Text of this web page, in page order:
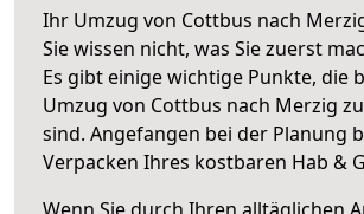
Ihr Umzug von Cottbus nach
Sie wissen nicht, was Sie zuerst
Es gibt einige wichtige Punkte, die
Umzug von Cottbus nach Merzig
sind. Angefangen bei der Planung
Verpacken Ihres kostbaren Hab &